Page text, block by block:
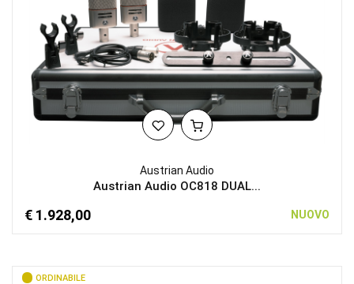
Austrian Audio
Austrian Audio OC818 DUAL...
€ 1.928,00 NUOVO
ORDINABILE